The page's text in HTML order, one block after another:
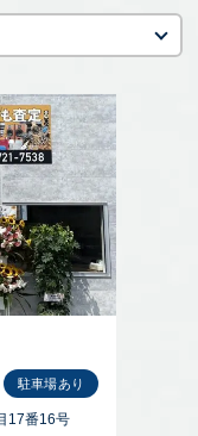
駐車場あり
17番16号